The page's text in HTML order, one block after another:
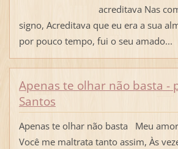
acreditava Nas
signo, Acreditava que eu era a sua
por pouco tempo, fui o seu amado...
Apenas te olhar não basta -
Santos
Apenas te olhar não basta Meu
Você me maltrata tanto assim, Às